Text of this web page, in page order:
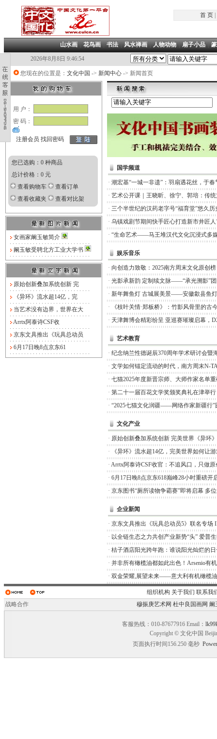
首 页|
山水画|花鸟画|书法|风水禅画|人物动物|扇子小品|
2026年8月8日 9:46:54
您现在的位置是： 文化中国 -> 新闻中心 -> 新闻首页
用 户：
密 码：
注册会员 找回密码
您已选购：0 种商品
总计价格：0 元
查看购物车
查看订单
查看收藏夹
查看对比架
女画家阚玉敏简介
阚玉敏受聘北方工业大学书
原始创新叠加系统创新 完
《异环》流水超14亿，完
当艺术没有边界，世界在大
Arrtx阿泰诗CSF收
京东文具推出《玩具总动员
6月17日晚8点京东61
国学频道
· 潮宏基“一城一非遗”：羽扇遇花丝，于
· 艺术公开课｜王晓昕、徐宁、郭培：传
· 三个半世纪的汉药老字号“福育堂”悠久历
· 乌镇戏剧节期间快手匠心打造新市井匠
· “生命艺术——马王堆汉代文化沉浸式多
娱乐音乐
· 向创造力致敬：2025南方周末文化原创
· 光影承新韵 定制续文脉——“承光溯影”
· 新年舞鱼灯 古城展美景——安徽歙县鱼
·
《枝叶关情·郑板桥》：竹影风骨里的古
· 天津舞博会精彩纷呈 亚巡赛璀璨启幕，
艺术教育
· 纪念纳兰性德诞辰370周年学术研讨会暨
· 文学如何锚定流动的时代，南方周末N-
· 七猫2025年度新晋宗师、大师作家名单
· 第二十一届百花文学奖颁奖典礼在津举行
· “2025七猫文化润疆——网络作家新疆行”
文化产业
· 原始创新叠加系统创新 完美世界《异环
·
《异环》流水超14亿，完美世界如何让游
· Arrtx阿泰诗CSF收官：不追风口，只做原
· 6月17日晚8点京东618巅峰28小时重磅开
· 京东图书“厕所读物争霸赛”即将启幕 多
企业新闻
· 京东文具推出《玩具总动员5》联名专场
· 以全链生态之力共创产业新势“头” 爱普
· 桔子酒店阳光跨年跑：谁说阳光灿烂的
· 并非所有橄榄油都如此出色！Arsenio有
· 双金荣耀,展望未来——意大利有机橄榄
组织机构 关于我们 联系我
战略合作
穆振庚艺术网 杜中良国画网 阚
客服热线：010-87677916 Email：
Copyright © 文化中国
页面执行时间156.250 毫秒